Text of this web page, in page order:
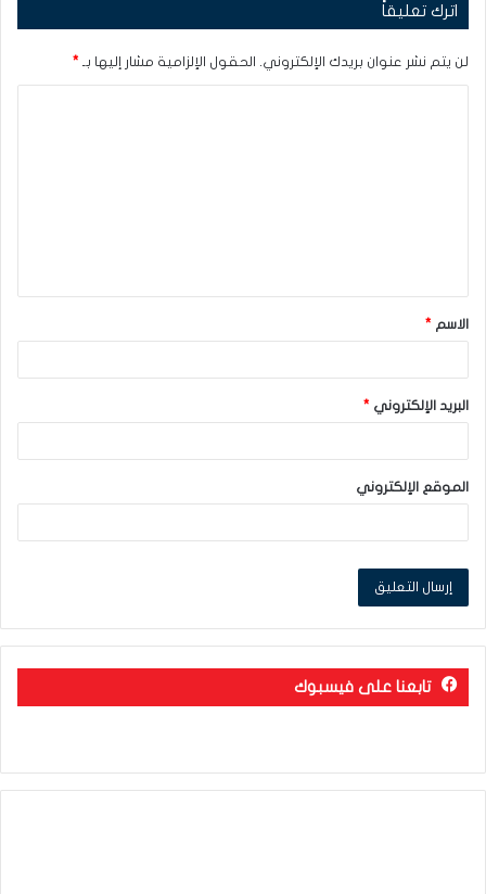
اترك تعليقاً
لن يتم نشر عنوان بريدك الإلكتروني. الحقول الإلزامية مشار إليها بـ *
ق
*
الاسم *
البريد الإلكتروني *
الموقع الإلكتروني
تابعنا على فيسبوك